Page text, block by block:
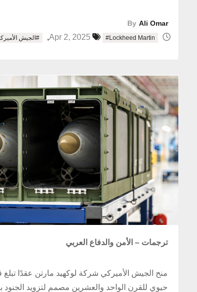
By Ali Omar
#Lockheed Martin
, #الجيش
ترجمات – الأمن والدفاع العربي
حيوي للقرن الواحد والعشرين مصمم لتزويد